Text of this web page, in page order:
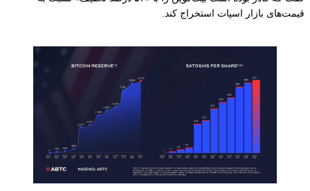
قیمت‌های بازار اسپات استخراج کند.